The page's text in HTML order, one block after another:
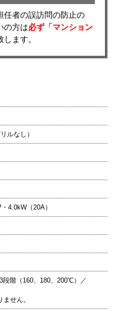
任者の誤訪問の防止の
の方は必ず「マンション
ます。
ルなし）
4.0kW（20A）
段階（160、180、200℃）／
せん。